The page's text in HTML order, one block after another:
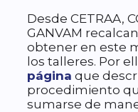
Desde CETRAA,
GANVAM
obtener en este
los talleres. Por
página que
procedimiento
sumarse de